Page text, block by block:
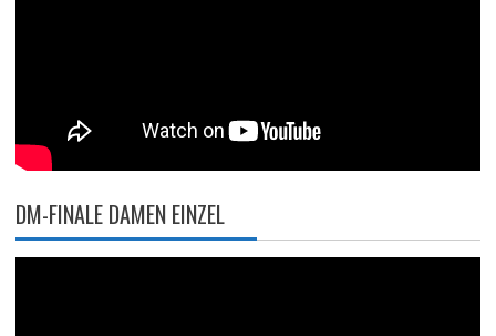
DM-FINALE DAMEN EINZEL